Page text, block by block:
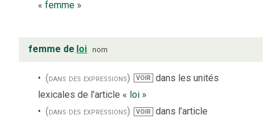
« femme »
femme de loi nom
(dans des expressions) VOIR
dans les unités
lexicales de l’article « loi »
(dans des expressions)
VOIR
dans l’article